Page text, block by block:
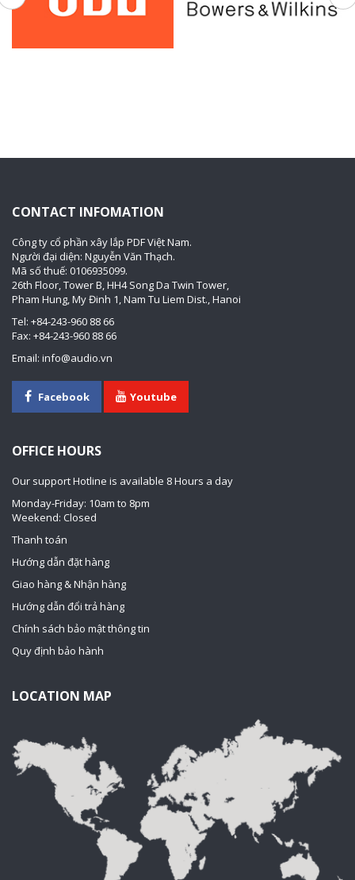
CONTACT INFOMATION
Công ty cổ phần xây lắp PDF Việt Nam.
Người đại diện: Nguyễn Văn Thạch.
Mã số thuế: 0106935099.
26th Floor, Tower B, HH4 Song Da Twin Tower,
Pham Hung, My Đinh 1, Nam Tu Liem Dist., Hanoi
Tel: +84-243-960 88 66
Fax: +84-243-960 88 66
Email: info@audio.vn
Facebook Youtube
OFFICE HOURS
Our support Hotline is available 8 Hours a day
Monday-Friday: 10am to 8pm
Weekend: Closed
Thanh toán
Hướng dẫn đặt hàng
Giao hàng & Nhận hàng
Hướng dẫn đổi trả hàng
Chính sách bảo mật thông tin
Quy định bảo hành
LOCATION MAP